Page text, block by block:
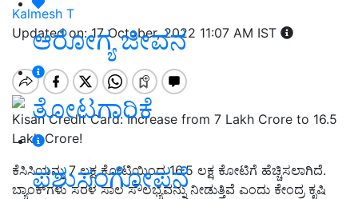
ಆರೋಗ್ಯ ಜೀವನ
ತೋಟಗಾರಿಕೆ
ಪಶುಸಂಗೋಪನೆ
Kalmesh T
Updated on: 17 October, 2022 11:07 AM IST
Kisan Credit Card: Increase from 7 Lakh Crore to 16.5
Lakh Crore!
ಕೆಸಿಸಿಯನ್ನು 7 ಲಕ್ಷ ಕೋಟಿಯಿಂದ 16.5 ಲಕ್ಷ ಕೋಟಿಗೆ ಹೆಚ್ಚಿಸಲಾಗಿದೆ.
ಬ್ಯಾಂಕ್‌ಗಳು ಸರಳ ಸಾಲ ಸೌಲಭ್ಯವನ್ನು ನೀಡುತ್ತಿವೆ ಎಂದು ಕೇಂದ್ರ ಕೃಷಿ